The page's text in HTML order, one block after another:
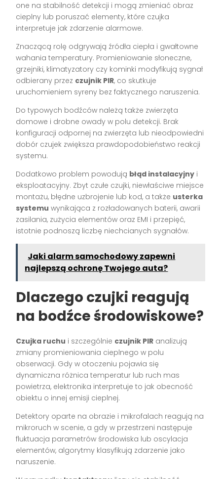
one na stabilność detekcji i mogą zmieniać obraz
cieplny lub poruszać elementy, które czujka
interpretuje jak zdarzenie alarmowe.
Znaczącą rolę odgrywają źródła ciepła i gwałtowne
wahania temperatury. Promieniowanie słoneczne,
grzejniki, klimatyzatory czy kominki modyfikują sygnał
odbierany przez czujnik PIR, co skutkuje
uruchomieniem syreny bez faktycznego naruszenia.
Do typowych bodźców należą także zwierzęta
domowe i drobne owady w polu detekcji. Brak
konfiguracji odpornej na zwierzęta lub nieodpowiedni
dobór czujek zwiększa prawdopodobieństwo reakcji
systemu.
Dodatkowo problem powodują błąd instalacyjny i
eksploatacyjny. Zbyt czułe czujki, niewłaściwe miejsce
montażu, błędne uzbrojenie lub kod, a także usterka
systemu wynikająca z rozładowanych baterii, awarii
zasilania, zużycia elementów oraz EMI i przepięć,
istotnie podnoszą liczbę niechcianych sygnałów.
Jaki alarm samochodowy zapewni
najlepszą ochronę Twojego auta?
Dlaczego czujki reagują
na bodźce środowiskowe?
Czujka ruchu i szczególnie czujnik PIR analizują
zmiany promieniowania cieplnego w polu
obserwacji. Gdy w otoczeniu pojawia się
dynamiczna różnica temperatur lub ruch mas
powietrza, elektronika interpretuje to jak obecność
obiektu o innej emisji cieplnej.
Detektory oparte na obrazie i mikrofalach reagują na
mikroruch w scenie, a gdy w przestrzeni następuje
fluktuacja parametrów środowiska lub oscylacja
elementów, algorytmy klasyfikują zdarzenie jako
naruszenie.